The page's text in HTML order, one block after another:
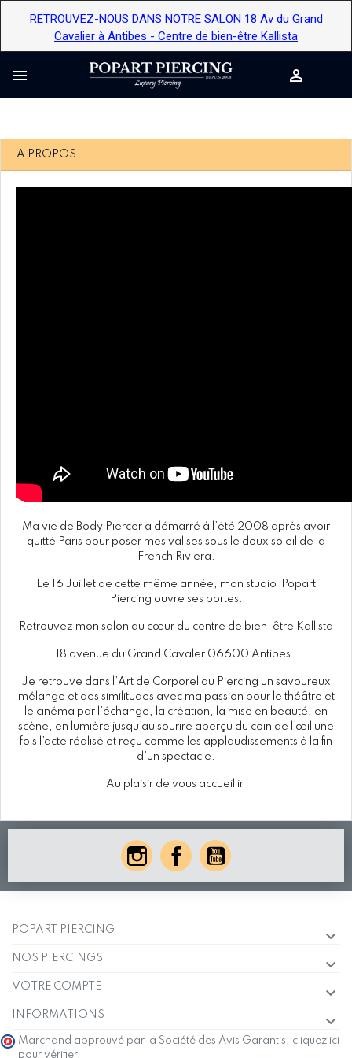
RETROUVEZ-NOUS DANS NOTRE SALON 18 Av du Grand
Cavalier à Antibes - Centre de bien-être Kallista
 
A PROPOS
Ma vie de Body Piercer a démarré à l’été 2008 après avoir
quitté Paris pour poser mes valises sous le doux soleil de la
French Riviera.
Le 16 Juillet de cette même année, mon studio Popart
Piercing ouvre ses portes.
Retrouvez mon salon au cœur du centre de bien-être Kallista
18 avenue du Grand Cavaler 06600 Antibes.
Je retrouve dans l’Art de Corporel du Piercing un savoureux
mélange et des similitudes avec ma passion pour le théâtre et
le cinéma par l’échange, la création, la mise en beauté, en
scène, en lumière jusqu’au sourire aperçu du coin de l’œil une
fois l’acte réalisé et reçu comme les applaudissements à la fin
d’un spectacle.
Au plaisir de vous accueillir
POPART PIERCING
NOS PIERCINGS
VOTRE COMPTE
INFORMATIONS
Marchand approuvé par la Société des Avis Garantis, cliquez ici
pour vérifier.